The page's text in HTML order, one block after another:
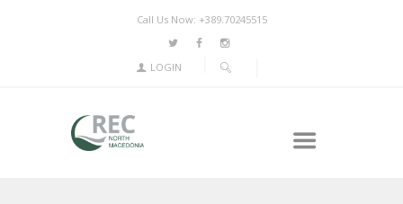
Call Us Now: +389.70245515
LOGIN